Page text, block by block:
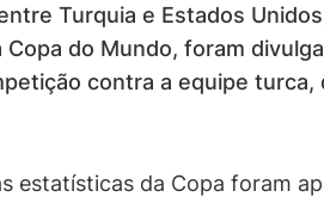
Turquia e Estados
Copa do Mundo, foram
contra a equipe turca,
estatísticas da Copa foram